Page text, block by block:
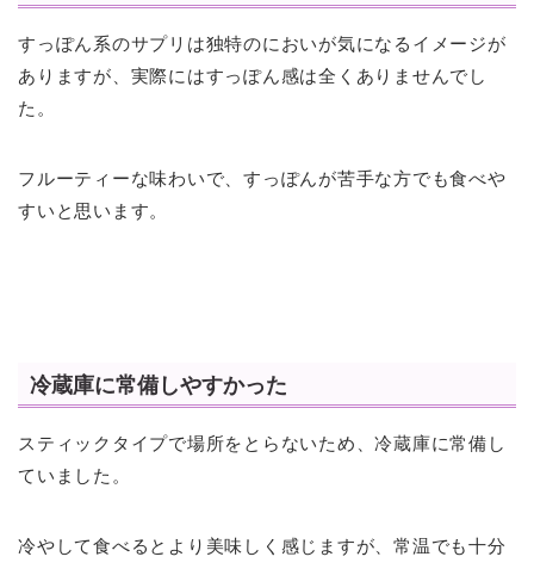
すっぽん系のサプリは独特のにおいが気になるイメージが
ありますが、実際にはすっぽん感は全くありませんでし
た。
フルーティーな味わいで、すっぽんが苦手な方でも食べや
すいと思います。
冷蔵庫に常備しやすかった
スティックタイプで場所をとらないため、冷蔵庫に常備し
ていました。
冷やして食べるとより美味しく感じますが、常温でも十分